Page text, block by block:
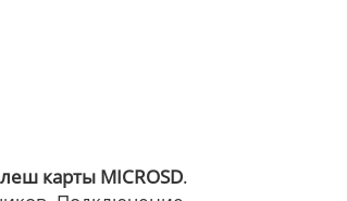
карты MICROSD.